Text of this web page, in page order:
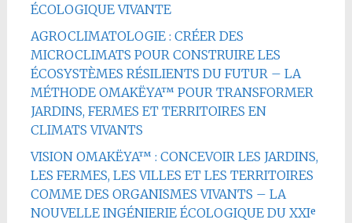
ÉCOLOGIQUE VIVANTE
AGROCLIMATOLOGIE : CRÉER DES
MICROCLIMATS POUR CONSTRUIRE LES
ÉCOSYSTÈMES RÉSILIENTS DU FUTUR – LA
MÉTHODE OMAKËYA™ POUR TRANSFORMER
JARDINS, FERMES ET TERRITOIRES EN
CLIMATS VIVANTS
VISION OMAKËYA™ : CONCEVOIR LES JARDINS,
LES FERMES, LES VILLES ET LES TERRITOIRES
COMME DES ORGANISMES VIVANTS – LA
NOUVELLE INGÉNIERIE ÉCOLOGIQUE DU XXIᵉ